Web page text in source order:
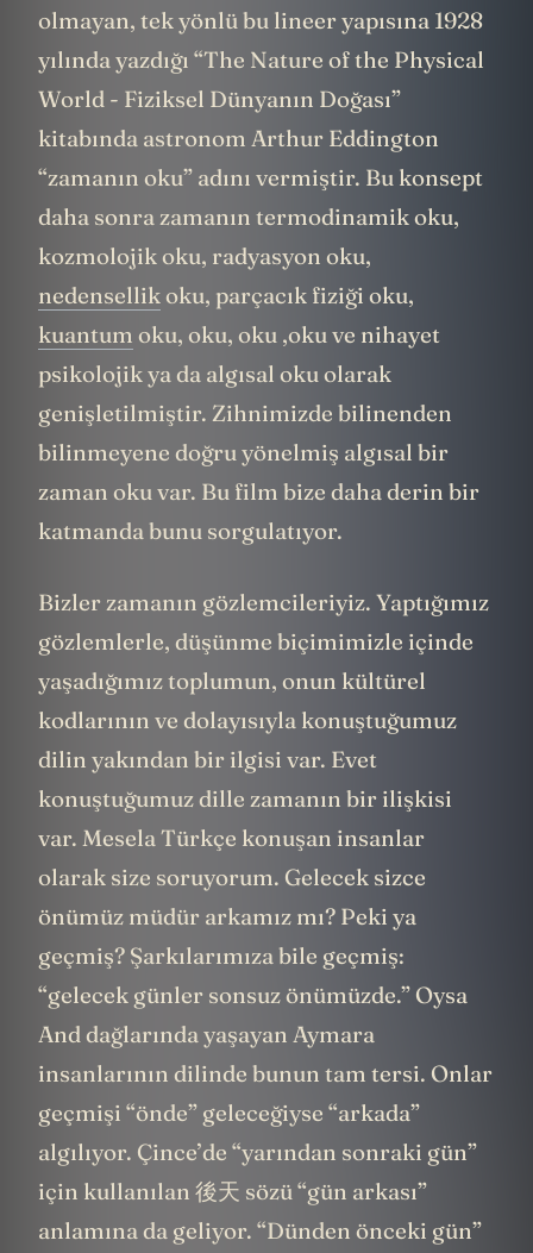
olmayan, tek yönlü bu lineer yapısına 1928
yılında yazdığı “The Nature of the Physical
World - Fiziksel Dünyanın Doğası”
kitabında astronom Arthur Eddington
“zamanın oku” adını vermiştir. Bu konsept
daha sonra zamanın termodinamik oku,
kozmolojik oku, radyasyon oku,
nedensellikoku, parçacık fiziği oku,
kuantum oku, oku, oku ,oku ve nihayet
psikolojik ya da algısal oku olarak
genişletilmiştir. Zihnimizde bilinenden
bilinmeyene doğru yönelmiş algısal bir
zaman oku var. Bu film bize daha derin bir
katmanda bunu sorgulatıyor.
Bizler zamanın gözlemcileriyiz. Yaptığımız
gözlemlerle, düşünme biçimimizle içinde
yaşadığımız toplumun, onun kültürel
kodlarının ve dolayısıyla konuştuğumuz
dilin yakından bir ilgisi var. Evet
konuştuğumuz dille zamanın bir ilişkisi
var. Mesela Türkçe konuşan insanlar
olarak size soruyorum. Gelecek sizce
önümüz müdür arkamız mı? Peki ya
geçmiş? Şarkılarımıza bile geçmiş:
“gelecek günler sonsuz önümüzde.” Oysa
And dağlarında yaşayan Aymara
insanlarının dilinde bunun tam tersi. Onlar
geçmişi “önde” geleceğiyse “arkada”
algılıyor. Çince’de “yarından sonraki gün”
için kullanılan 後天 sözü “gün arkası”
anlamına da geliyor. “Dünden önceki gün”